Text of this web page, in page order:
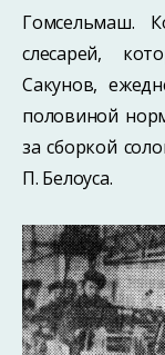
Гомсельмаш.
слесарей,
Сакунов,
половиной
за сборкой
П. Белоуса.